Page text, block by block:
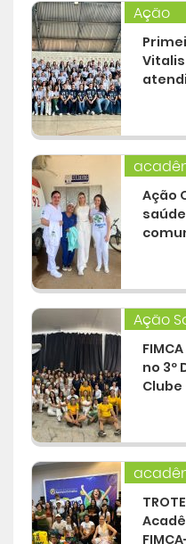
Cursos deEAD
Clínicas de
Bolsas e Benefícios
Ação
Ação
Ação
no 3º
Clube